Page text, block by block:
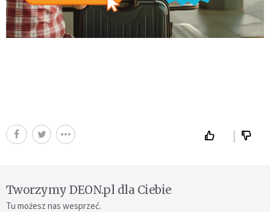
Tworzymy DEON.pl dla Ciebie
Tu możesz nas wesprzeć.